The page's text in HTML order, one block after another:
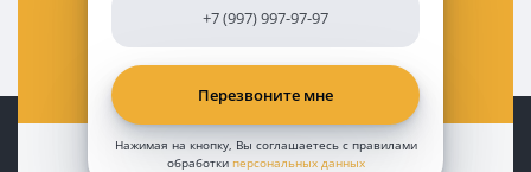
Нажимая на кнопку, Вы соглашаетесь с правилами
обработки персональных данных